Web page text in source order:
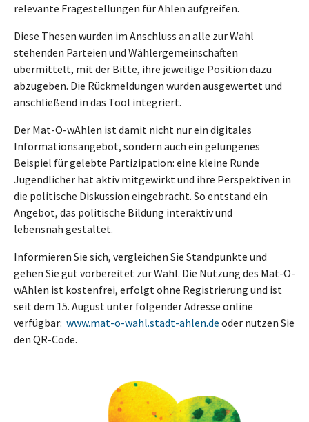
relevante Fragestellungen für Ahlen aufgreifen.
Diese Thesen wurden im Anschluss an alle zur Wahl
stehenden Parteien und Wählergemeinschaften
übermittelt, mit der Bitte, ihre jeweilige Position dazu
abzugeben. Die Rückmeldungen wurden ausgewertet und
anschließend in das Tool integriert.
Der Mat-O-wAhlen ist damit nicht nur ein digitales
Informationsangebot, sondern auch ein gelungenes
Beispiel für gelebte Partizipation: eine kleine Runde
Jugendlicher hat aktiv mitgewirkt und ihre Perspektiven in
die politische Diskussion eingebracht. So entstand ein
Angebot, das politische Bildung interaktiv und
lebensnah gestaltet.
Informieren Sie sich, vergleichen Sie Standpunkte und
gehen Sie gut vorbereitet zur Wahl. Die Nutzung des Mat-O-
wAhlen ist kostenfrei, erfolgt ohne Registrierung und ist
seit dem 15. August unter folgender Adresse online
verfügbar: www.mat-o-wahl.stadt-ahlen.de oder nutzen Sie
den QR-Code.